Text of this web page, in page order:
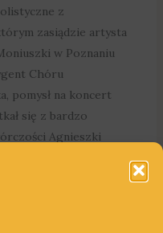
z
zasiądzie artysta
w Poznaniu
Chóru
pomysł na koncert
się z bardzo
Agnieszki
powiedzieć wykonawcy,
Akademickiego?
w